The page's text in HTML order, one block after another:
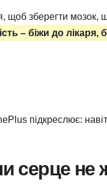
зберегти мозок,
– біжи до
підкреслює:
серце не